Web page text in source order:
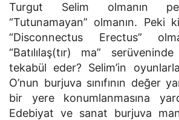
Turgut Selim olmanın
“Tutunamayan” olmanın. Peki
“Disconnectus Erectus”
“Batılılaş(tır) ma”
tekabül eder? Selim’in
O’nun burjuva sınıfının değer
bir yere konumlanmasına
Edebiyat ve sanat burjuva